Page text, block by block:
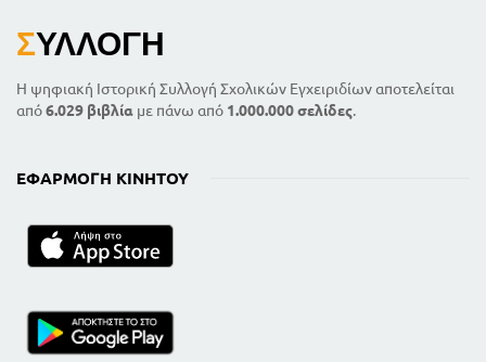
ΣΥΛΛΟΓΉ
Η ψηφιακή Ιστορική Συλλογή Σχολικών Εγχειριδίων αποτελείται
από6.029 βιβλία με πάνω από 1.000.000 σελίδες.
ΕΦΑΡΜΟΓΉ ΚΙΝΗΤΟΎ